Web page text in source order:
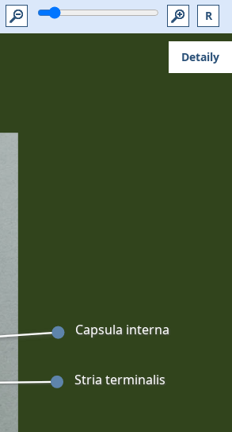
R
Capsula interna
Stria terminalis
Detaily